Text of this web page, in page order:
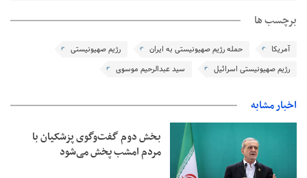
برچسب ها
آمریکا حمله رژیم صهیونیستی به ایران
رژیم صهیونیستی
رژیم صهیونیستی اسرائیل
سید عبدالرحیم موسوی
اخبار مشابه
بخش دوم گفت‌وگوی پزشکیان با
مردم امشب پخش می‌شود